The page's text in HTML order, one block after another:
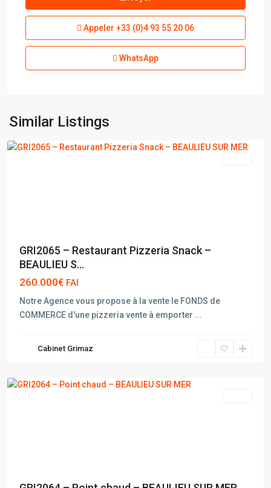
Appeler +33 (0)4 93 55 20 06
WhatsApp
Similar Listings
SUR
MER
GRI2065 – Restaurant Pizzeria Snack –
BEAULIEU S...
260.000€ FAI
Notre Agence vous propose à la vente le FONDS de
COMMERCE d'une pizzeria vente à emporter ...
Cabinet Grimaz